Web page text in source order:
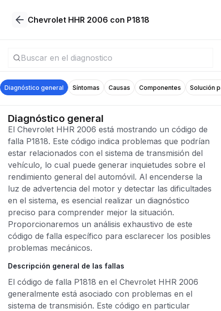
Chevrolet HHR 2006 con P1818
Diagnóstico general Síntomas Causas Componentes Solución
Diagnóstico general
El Chevrolet HHR 2006 está mostrando un código de
falla P1818. Este código indica problemas que podrían
estar relacionados con el sistema de transmisión del
vehículo, lo cual puede generar inquietudes sobre el
rendimiento general del automóvil. Al encenderse la
luz de advertencia del motor y detectar las dificultades
en el sistema, es esencial realizar un diagnóstico
preciso para comprender mejor la situación.
Proporcionaremos un análisis exhaustivo de este
código de falla específico para esclarecer los posibles
problemas mecánicos.
Descripción general de las fallas
El código de falla P1818 en el Chevrolet HHR 2006
generalmente está asociado con problemas en el
sistema de transmisión. Este código en particular